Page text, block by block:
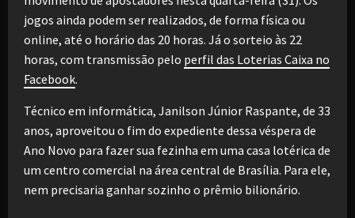
jogos ainda podem ser realizados, de forma física ou
online, até o horário das 20 horas. Já o sorteio às 22
horas, com transmissão pelo perfil das Loterias Caixa no
Facebook.
Técnico em informática, Janilson Júnior Raspante, de 33
anos, aproveitou o fim do expediente dessa véspera de
Ano Novo para fazer sua fezinha em uma casa lotérica de
um centro comercial na área central de Brasília. Para ele,
nem precisaria ganhar sozinho o prêmio bilionário.